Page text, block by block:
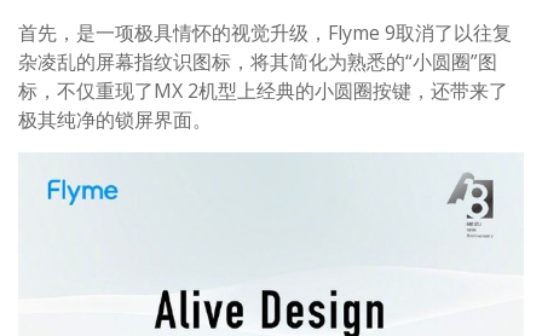
首先，是一项极具情怀的视觉升级，Flyme 9取消了以往复
杂凌乱的屏幕指纹识图标，将其简化为熟悉的“小圆圈”图
标，不仅重现了MX 2机型上经典的小圆圈按键，还带来了
极其纯净的锁屏界面。